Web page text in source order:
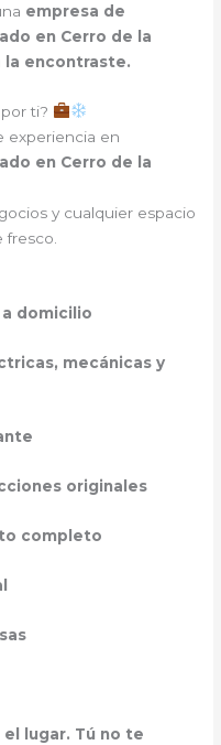
empresa de
en Cerro de la
la encontraste.
ti?
experiencia en
en Cerro de la
y cualquier espacio
fresco.
domicilio
mecánicas y
originales
completo
lugar. Tú no te